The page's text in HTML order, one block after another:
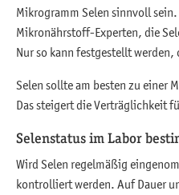
Mikrogramm Selen sinnvoll
Mikronährstoff-Experten, die
Nur so kann festgestellt
Selen sollte am besten zu einer
Das steigert die Verträglichkeit
Selenstatus im Labor
Wird Selen regelmäßig
kontrolliert werden. Auf Dauer